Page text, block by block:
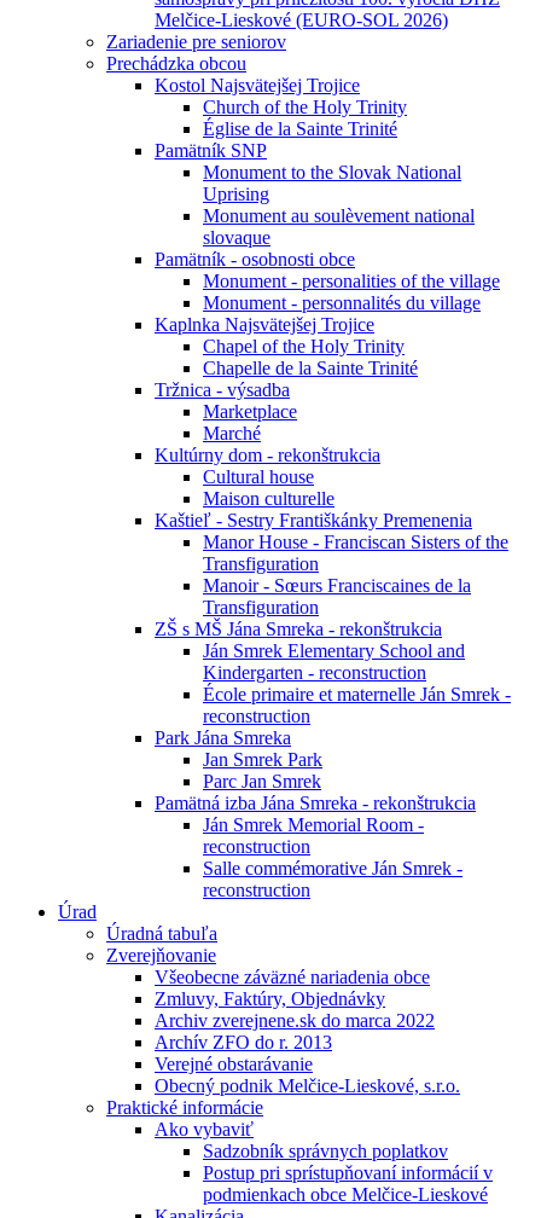
Melčice-Lieskové (EURO-SOL 2026)
Zariadenie pre seniorov
Prechádzka obcou
Kostol Najsvätejšej Trojice
Church of the Holy Trinity
Église de la Sainte Trinité
Pamätník SNP
Monument to the Slovak National
Uprising
Monument au soulèvement national
slovaque
Pamätník - osobnosti obce
Monument - personalities of the village
Monument - personnalités du village
Kaplnka Najsvätejšej Trojice
Chapel of the Holy Trinity
Chapelle de la Sainte Trinité
Tržnica - výsadba
Marketplace
Marché
Kultúrny dom - rekonštrukcia
Cultural house
Maison culturelle
Kaštieľ - Sestry Františkánky Premenenia
Manor House - Franciscan Sisters of the
Transfiguration
Manoir - Sœurs Franciscaines de la
Transfiguration
ZŠ s MŠ Jána Smreka - rekonštrukcia
Ján Smrek Elementary School and
Kindergarten - reconstruction
École primaire et maternelle Ján Smrek -
reconstruction
Park Jána Smreka
Jan Smrek Park
Parc Jan Smrek
Pamätná izba Jána Smreka - rekonštrukcia
Ján Smrek Memorial Room -
reconstruction
Salle commémorative Ján Smrek -
reconstruction
Úrad
Úradná tabuľa
Zverejňovanie
Všeobecne záväzné nariadenia obce
Zmluvy, Faktúry, Objednávky
Archiv zverejnene.sk do marca 2022
Archív ZFO do r. 2013
Verejné obstarávanie
Obecný podnik Melčice-Lieskové, s.r.o.
Praktické informácie
Ako vybaviť
Sadzobník správnych poplatkov
Postup pri sprístupňovaní informácií v
podmienkach obce Melčice-Lieskové